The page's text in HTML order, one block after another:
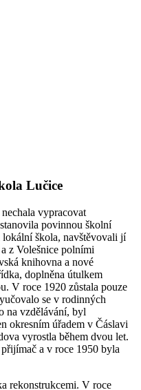
Lučice
vypracovat
povinnou školní
škola, navštěvovali jí
z Volešnice polními
knihovna a nové
doplněna útulkem
V roce 1920 zůstala pouze
se v rodinných
na vzdělávání, byl
okresním úřadem v Čáslavi
vyrostla během dvou let.
a v roce 1950 byla
rekonstrukcemi. V roce